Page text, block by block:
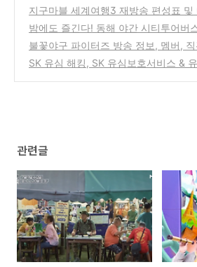
TT 다시보기 총정리
(0)
지구마블 세계여행3 재방송 편성표 및
기 서비스 총정리
(0)
밤에도 즐긴다! 동해 야간 시티투어버
및 예약방법
(0)
불꽃야구 파이터즈 방송 정보, 멤버, 직
일정 총정리
(0)
SK 유심 해킹, SK 유심보호서비스 &
관련글